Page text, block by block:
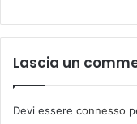
Lascia un
Devi essere connesso